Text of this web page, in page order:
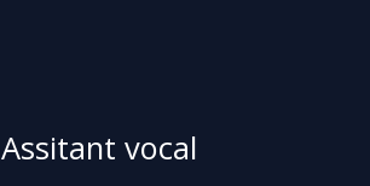
Assitant vocal